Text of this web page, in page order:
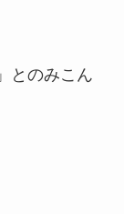
とのみこん